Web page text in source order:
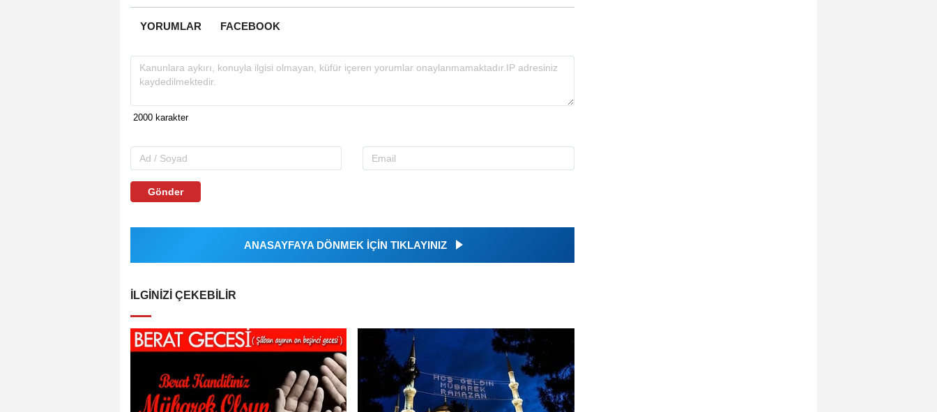
YORUMLAR FACEBOOK
Gönder
ANASAYFAYA DÖNMEK İÇİN TIKLAYINIZ
İLGINIZI ÇEKEBILIR